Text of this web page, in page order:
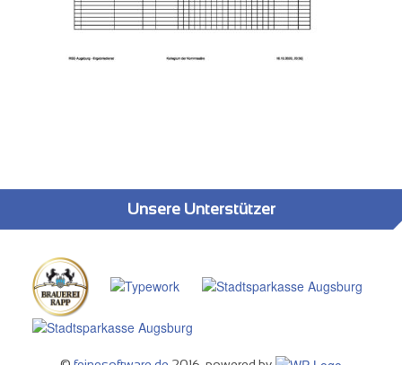
Unsere Unterstützer